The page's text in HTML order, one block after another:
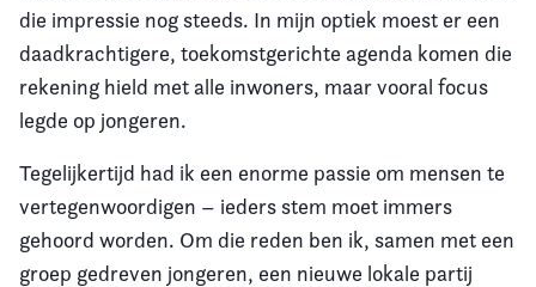
die impressie nog steeds. In mijn optiek moest er een
daadkrachtigere, toekomstgerichte agenda komen die
rekening hield met alle inwoners, maar vooral focus
legde op jongeren.
Tegelijkertijd had ik een enorme passie om mensen te
vertegenwoordigen – ieders stem moet immers
gehoord worden. Om die reden ben ik, samen met een
groep gedreven jongeren, een nieuwe lokale partij